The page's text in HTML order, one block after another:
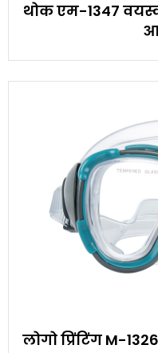
थोक एम-1347
लोगो प्रिंटिंग M-